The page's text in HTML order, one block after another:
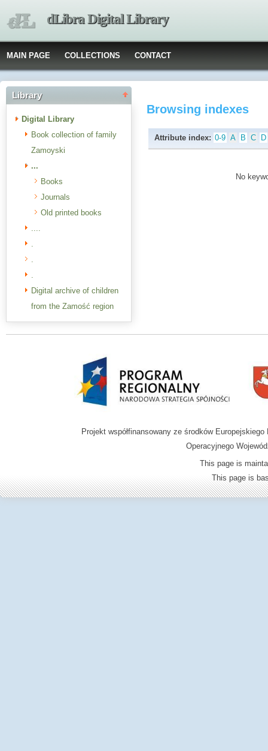
dLibra Digital Library
MAIN PAGE COLLECTIONS CONTACT
Library
Digital Library
Book collection of family
Zamoyski
...
Books
Journals
Old printed books
....
.
.
.
Digital archive of children
from the Zamość region
Browsing indexes
Attribute index: 0-9 A B C D
No
Projekt współfinansowany ze środków
Operacyjnego
This page is
This page is